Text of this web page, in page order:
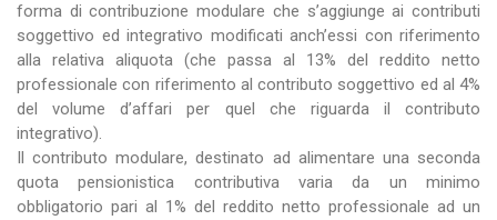
forma di contribuzione modulare che s’aggiunge ai contributi
soggettivo ed integrativo modificati anch’essi con riferimento
alla relativa aliquota (che passa al 13% del reddito netto
professionale con riferimento al contributo soggettivo ed al 4%
del volume d’affari per quel che riguarda il contributo
integrativo).
Il contributo modulare, destinato ad alimentare una seconda
quota pensionistica contributiva varia da un minimo
obbligatorio pari al 1% del reddito netto professionale ad un